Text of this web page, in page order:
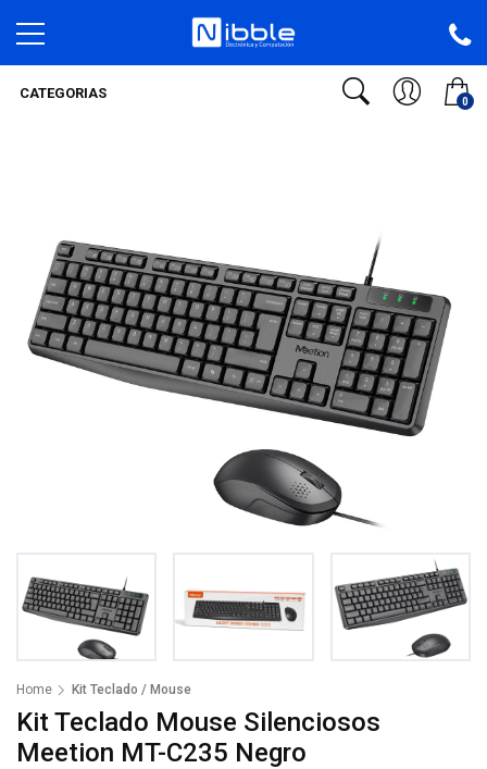
0
CATEGORIAS
Home Kit Teclado / Mouse
Kit Teclado Mouse Silenciosos
Meetion MT-C235 Negro